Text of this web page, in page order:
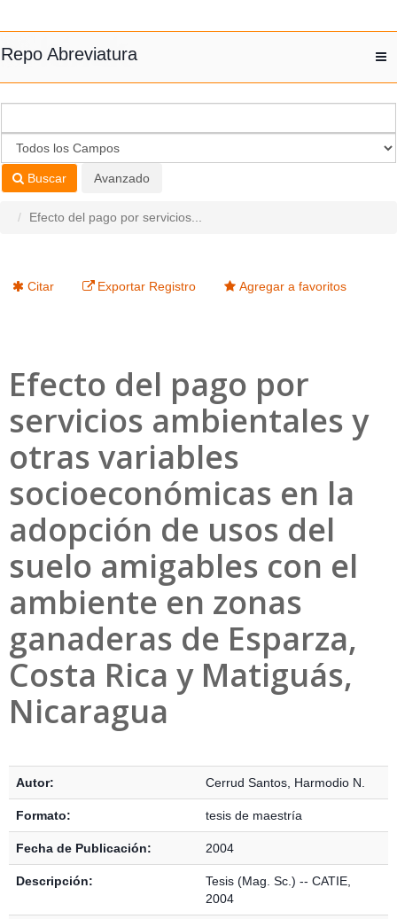
Repo Abreviatura
Buscar Avanzado
Efecto del pago por servicios...
Citar Exportar Registro Agregar a favoritos
Efecto del pago por
servicios ambientales y
otras variables
socioeconómicas en la
adopción de usos del
suelo amigables con el
ambiente en zonas
ganaderas de Esparza,
Costa Rica y Matiguás,
Nicaragua
Autor: Cerrud Santos, Harmodio N.
Formato: tesis de maestría
Fecha de Publicación: 2004
Descripción:
Tesis (Mag. Sc.) -- CATIE,
2004